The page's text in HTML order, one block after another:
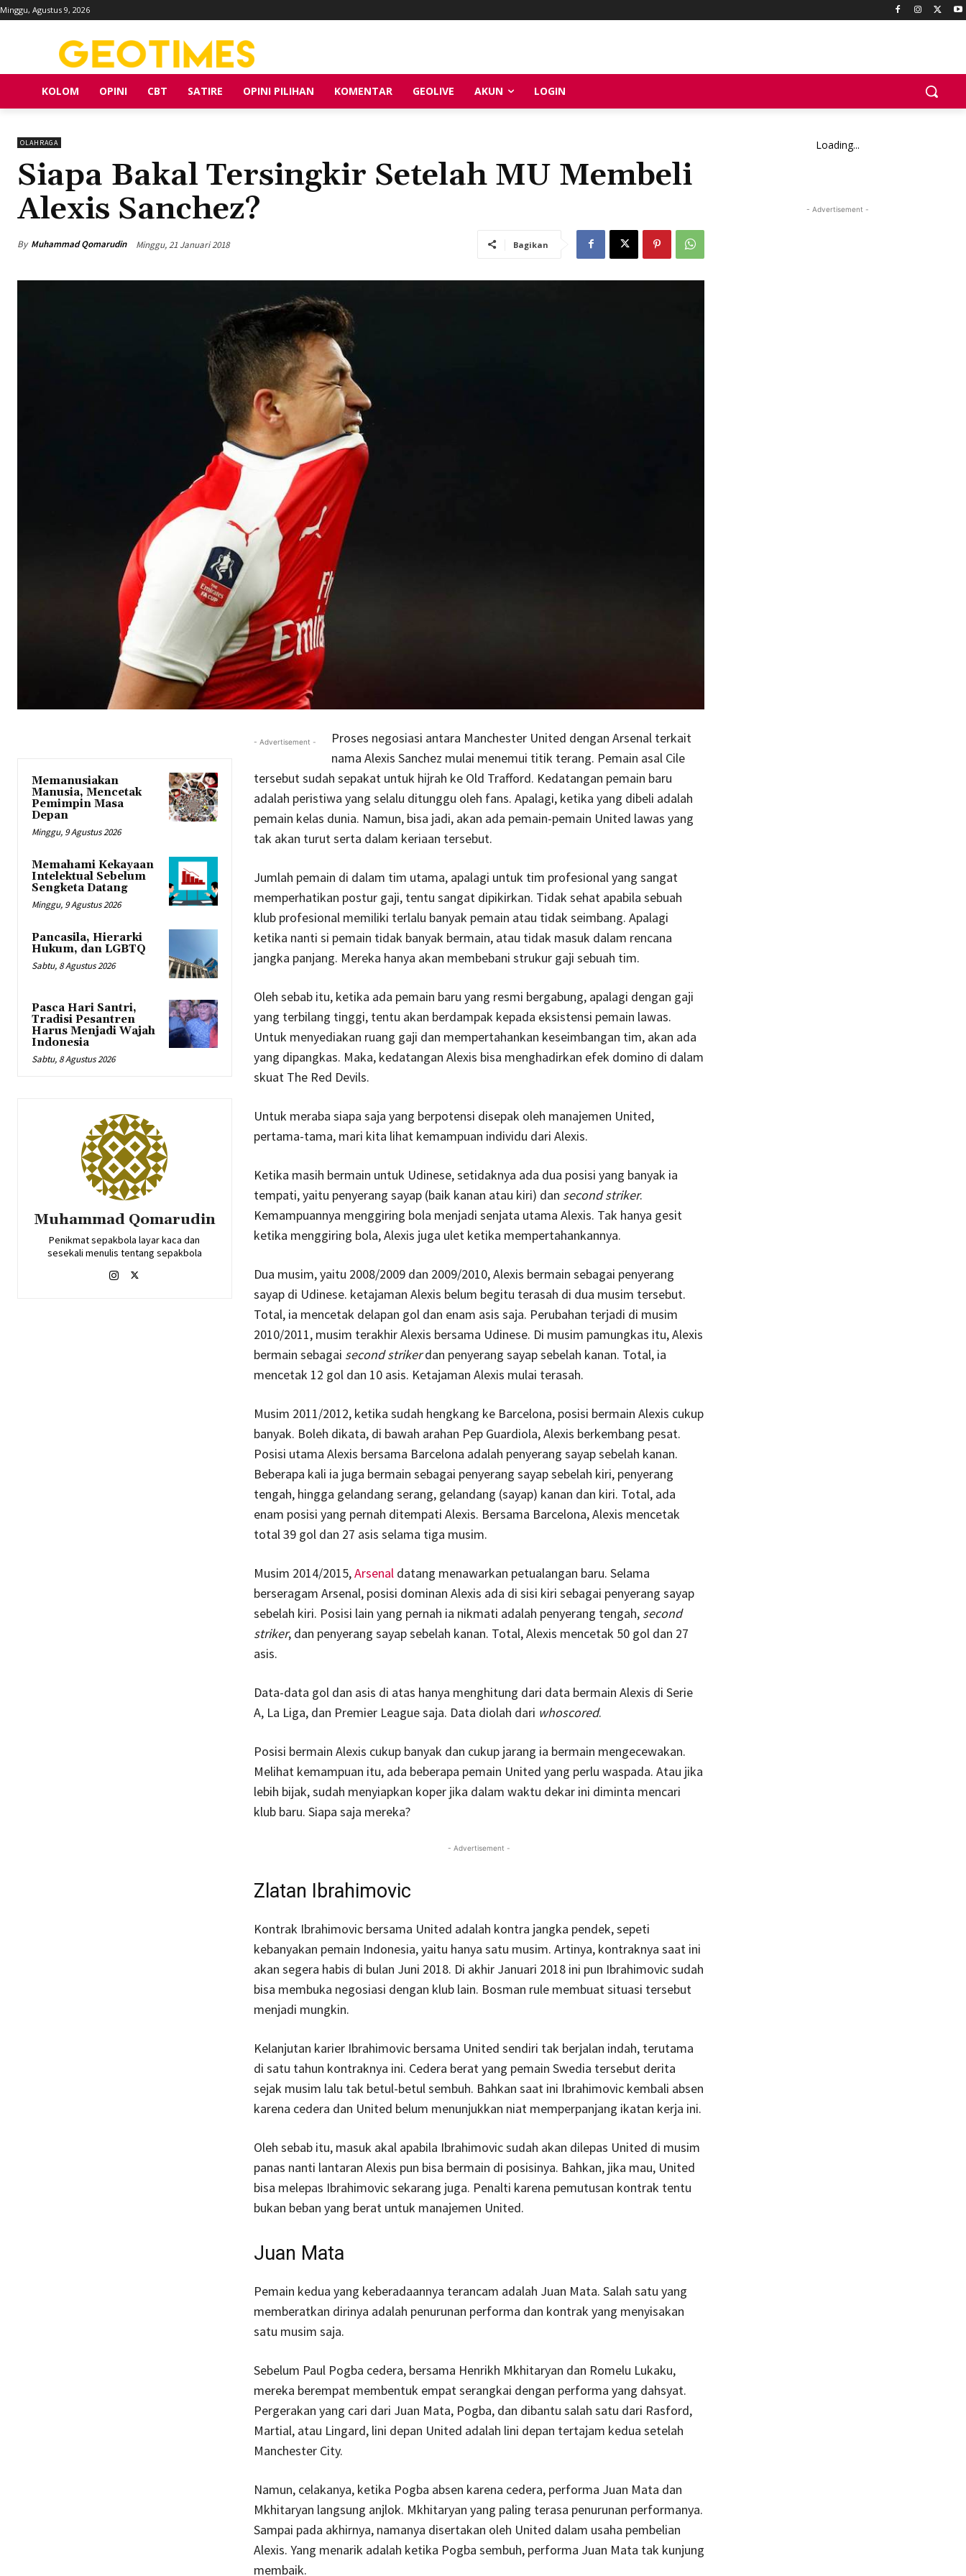
Minggu, Agustus 9, 2026
KOLOM OPINI CBT SATIRE OPINI PILIHAN KOMENTAR GEOLIVE AKUN LOGIN
OLAHRAGA
Siapa Bakal Tersingkir Setelah MU Membeli
Alexis Sanchez?
By Muhammad Qomarudin Minggu, 21 Januari 2018 Bagikan
Memanusiakan
Manusia, Mencetak
Pemimpin Masa
Depan
Minggu, 9 Agustus 2026
Memahami Kekayaan
Intelektual Sebelum
Sengketa Datang
Minggu, 9 Agustus 2026
Pancasila, Hierarki
Hukum, dan LGBTQ
Sabtu, 8 Agustus 2026
Pasca Hari Santri,
Tradisi Pesantren
Harus Menjadi Wajah
Indonesia
Sabtu, 8 Agustus 2026
Muhammad Qomarudin
Penikmat sepakbola layar kaca dan
sesekali menulis tentang sepakbola
- Advertisement -
Proses negosiasi antara Manchester United dengan Arsenal terkait
nama Alexis Sanchez mulai menemui titik terang. Pemain asal Cile
tersebut sudah sepakat untuk hijrah ke Old Trafford. Kedatangan pemain baru
adalah peristiwa yang selalu ditunggu oleh fans. Apalagi, ketika yang dibeli adalah
pemain kelas dunia. Namun, bisa jadi, akan ada pemain-pemain United lawas yang
tak akan turut serta dalam keriaan tersebut.
Jumlah pemain di dalam tim utama, apalagi untuk tim profesional yang sangat
memperhatikan postur gaji, tentu sangat dipikirkan. Tidak sehat apabila sebuah
klub profesional memiliki terlalu banyak pemain atau tidak seimbang. Apalagi
ketika nanti si pemain tidak banyak bermain, atau tidak masuk dalam rencana
jangka panjang. Mereka hanya akan membebani strukur gaji sebuah tim.
Oleh sebab itu, ketika ada pemain baru yang resmi bergabung, apalagi dengan gaji
yang terbilang tinggi, tentu akan berdampak kepada eksistensi pemain lawas.
Untuk menyediakan ruang gaji dan mempertahankan keseimbangan tim, akan ada
yang dipangkas. Maka, kedatangan Alexis bisa menghadirkan efek domino di dalam
skuat The Red Devils.
Untuk meraba siapa saja yang berpotensi disepak oleh manajemen United,
pertama-tama, mari kita lihat kemampuan individu dari Alexis.
Ketika masih bermain untuk Udinese, setidaknya ada dua posisi yang banyak ia
tempati, yaitu penyerang sayap (baik kanan atau kiri) dan second striker.
Kemampuannya menggiring bola menjadi senjata utama Alexis. Tak hanya gesit
ketika menggiring bola, Alexis juga ulet ketika mempertahankannya.
Dua musim, yaitu 2008/2009 dan 2009/2010, Alexis bermain sebagai penyerang
sayap di Udinese. ketajaman Alexis belum begitu terasah di dua musim tersebut.
Total, ia mencetak delapan gol dan enam asis saja. Perubahan terjadi di musim
2010/2011, musim terakhir Alexis bersama Udinese. Di musim pamungkas itu, Alexis
bermain sebagai second strikerdan penyerang sayap sebelah kanan. Total, ia
mencetak 12 gol dan 10 asis. Ketajaman Alexis mulai terasah.
Musim 2011/2012, ketika sudah hengkang ke Barcelona, posisi bermain Alexis cukup
banyak. Boleh dikata, di bawah arahan Pep Guardiola, Alexis berkembang pesat.
Posisi utama Alexis bersama Barcelona adalah penyerang sayap sebelah kanan.
Beberapa kali ia juga bermain sebagai penyerang sayap sebelah kiri, penyerang
tengah, hingga gelandang serang, gelandang (sayap) kanan dan kiri. Total, ada
enam posisi yang pernah ditempati Alexis. Bersama Barcelona, Alexis mencetak
total 39 gol dan 27 asis selama tiga musim.
Musim 2014/2015,Arsenal datang menawarkan petualangan baru. Selama
berseragam Arsenal, posisi dominan Alexis ada di sisi kiri sebagai penyerang sayap
sebelah kiri. Posisi lain yang pernah ia nikmati adalah penyerang tengah, second
striker, dan penyerang sayap sebelah kanan. Total, Alexis mencetak 50 gol dan 27
asis.
Data-data gol dan asis di atas hanya menghitung dari data bermain Alexis di Serie
A, La Liga, dan Premier League saja. Data diolah dari whoscored.
Posisi bermain Alexis cukup banyak dan cukup jarang ia bermain mengecewakan.
Melihat kemampuan itu, ada beberapa pemain United yang perlu waspada. Atau jika
lebih bijak, sudah menyiapkan koper jika dalam waktu dekar ini diminta mencari
klub baru. Siapa saja mereka?
- Advertisement -
Zlatan Ibrahimovic
Kontrak Ibrahimovic bersama United adalah kontra jangka pendek, sepeti
kebanyakan pemain Indonesia, yaitu hanya satu musim. Artinya, kontraknya saat ini
akan segera habis di bulan Juni 2018. Di akhir Januari 2018 ini pun Ibrahimovic sudah
bisa membuka negosiasi dengan klub lain. Bosman rule membuat situasi tersebut
menjadi mungkin.
Kelanjutan karier Ibrahimovic bersama United sendiri tak berjalan indah, terutama
di satu tahun kontraknya ini. Cedera berat yang pemain Swedia tersebut derita
sejak musim lalu tak betul-betul sembuh. Bahkan saat ini Ibrahimovic kembali absen
karena cedera dan United belum menunjukkan niat memperpanjang ikatan kerja ini.
Oleh sebab itu, masuk akal apabila Ibrahimovic sudah akan dilepas United di musim
panas nanti lantaran Alexis pun bisa bermain di posisinya. Bahkan, jika mau, United
bisa melepas Ibrahimovic sekarang juga. Penalti karena pemutusan kontrak tentu
bukan beban yang berat untuk manajemen United.
Juan Mata
Pemain kedua yang keberadaannya terancam adalah Juan Mata. Salah satu yang
memberatkan dirinya adalah penurunan performa dan kontrak yang menyisakan
satu musim saja.
Sebelum Paul Pogba cedera, bersama Henrikh Mkhitaryan dan Romelu Lukaku,
mereka berempat membentuk empat serangkai dengan performa yang dahsyat.
Pergerakan yang cari dari Juan Mata, Pogba, dan dibantu salah satu dari Rasford,
Martial, atau Lingard, lini depan United adalah lini depan tertajam kedua setelah
Manchester City.
Namun, celakanya, ketika Pogba absen karena cedera, performa Juan Mata dan
Mkhitaryan langsung anjlok. Mkhitaryan yang paling terasa penurunan performanya.
Sampai pada akhirnya, namanya disertakan oleh United dalam usaha pembelian
Alexis. Yang menarik adalah ketika Pogba sembuh, performa Juan Mata tak kunjung
membaik.
Loading...
- Advertisement -